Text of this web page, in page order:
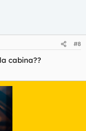
#8
cabina??